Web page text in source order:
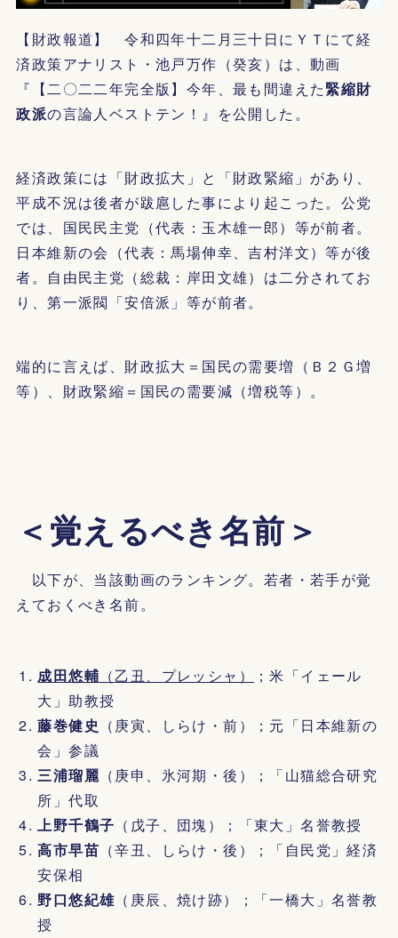
【財政報道】 令和四年十二月三十日にＹＴにて経
済政策アナリスト・池戸万作（癸亥）は、動画
『【二〇二二年完全版】今年、最も間違えた緊縮財
政派の言論人ベストテン！』を公開した。
経済政策には「財政拡大」と「財政緊縮」があり、
平成不況は後者が跋扈した事により起こった。公党
では、国民民主党（代表：玉木雄一郎）等が前者。
日本維新の会（代表：馬場伸幸、吉村洋文）等が後
者。自由民主党（総裁：岸田文雄）は二分されてお
り、第一派閥「安倍派」等が前者。
端的に言えば、財政拡大＝国民の需要増（Ｂ２Ｇ増
等）、財政緊縮＝国民の需要減（増税等）。
＜覚えるべき名前＞
以下が、当該動画のランキング。若者・若手が覚
えておくべき名前。
成田悠輔 （乙丑、プレッシャ）
；米「イェール
大」助教授
藤巻健史 （庚寅、しらけ・前）；元「日本維新の
会」参議
三浦瑠麗 （庚申、氷河期・後）；「山猫総合研究
所」代取
上野千鶴子 （戊子、団塊）；「東大」名誉教授
高市早苗 （辛丑、しらけ・後）；「自民党」経済
安保相
野口悠紀雄 （庚辰、焼け跡）；「一橋大」名誉教
授